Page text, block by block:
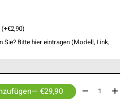
Bitte hier eintragen (Modell, Link,
— €29,90 Menge: